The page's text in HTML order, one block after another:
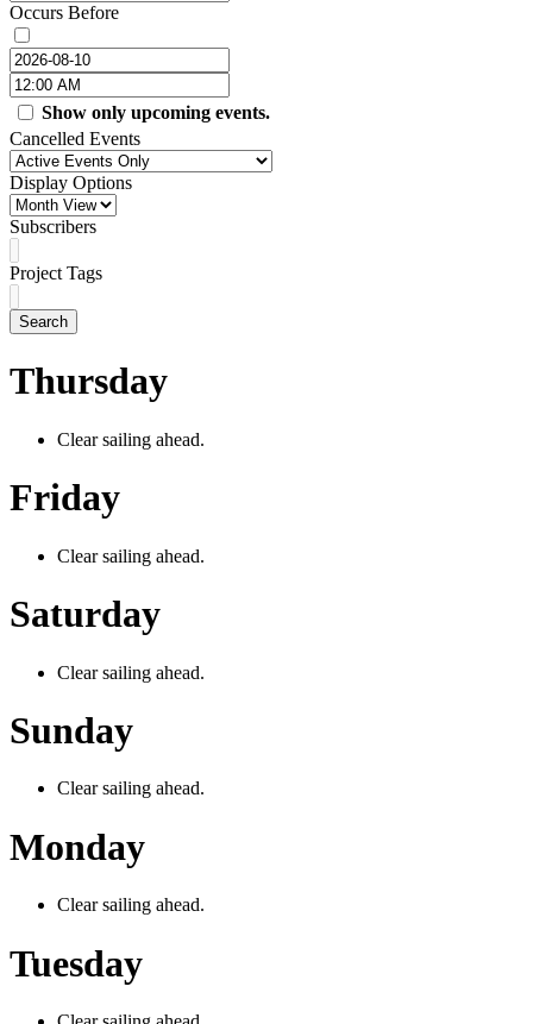
Occurs Before
Show only upcoming events.
Cancelled Events
Display Options
Subscribers
Project Tags
Search
Thursday
Clear sailing ahead.
Friday
Clear sailing ahead.
Saturday
Clear sailing ahead.
Sunday
Clear sailing ahead.
Monday
Clear sailing ahead.
Tuesday